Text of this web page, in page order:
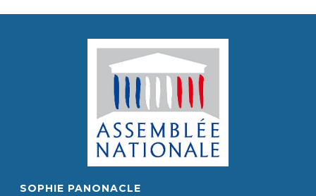
SOPHIE PANONACLE